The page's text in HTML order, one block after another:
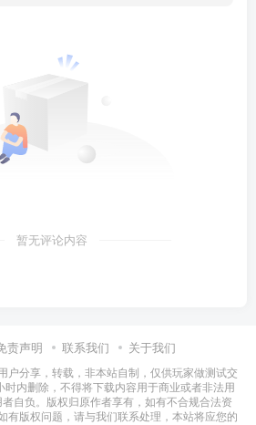
暂无评论内容
责声明 联系我们 关于我们
户分享，转载，非本站自制，仅供玩家做测试交
内删除，不得将下载内容用于商业或者非法用
自负。版权归原作者享有，如有不合规合法资
有版权问题，请与我们联系处理，本站将应您的